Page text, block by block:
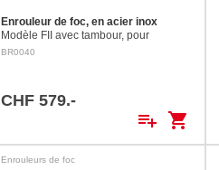
Enrouleur de foc, en acier inox
Modèle FII avec tambour, pour
bateaux jusqu'à 2.5 t et foc jusqu'à 17
BR0040
CHF 579.-
playlist_add shopping_cart
Enrouleurs de foc